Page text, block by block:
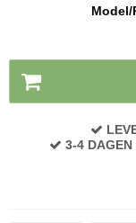
3-4 DAGEN